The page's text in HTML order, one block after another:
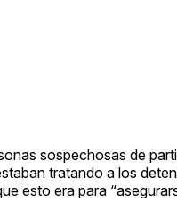
sospechosas de
tratando a los
esto era para